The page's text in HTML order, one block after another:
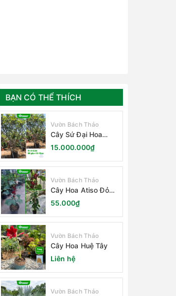
BẠN CÓ THỂ THÍCH
Vườn Bách Thảo
Cây Sứ Đại Hoa
Trắng
15.000.000₫
Vườn Bách Thảo
Cây Hoa Atiso Đỏ
(Bụt Gấm Hibiscus)
55.000₫
Vườn Bách Thảo
Cây Hoa Huệ Tây
Liên hệ
Vườn Bách Thảo